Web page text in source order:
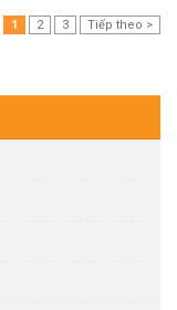
1 2 3 Tiếp theo >